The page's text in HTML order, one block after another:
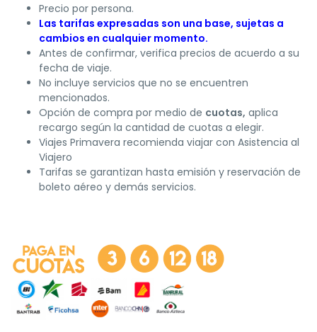
Precio por persona.
Las tarifas expresadas son una base, sujetas a
cambios en cualquier momento.
Antes de confirmar, verifica precios de acuerdo a su
fecha de viaje.
No incluye servicios que no se encuentren
mencionados.
Opción de compra por medio de cuotas, aplica
recargo según la cantidad de cuotas a elegir.
Viajes Primavera recomienda viajar con Asistencia al
Viajero
Tarifas se garantizan hasta emisión y reservación de
boleto aéreo y demás servicios.